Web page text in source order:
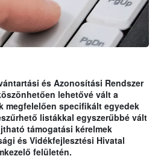
és Azonosítási Rendszer
lehetővé vált a
megfelelően specifikált egyedek
listákkal egyszerűbbé vált
támogatási kérelmek
és Vidékfejlesztési Hivatal
felületén.